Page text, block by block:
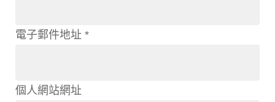
電子郵件地址 *
個人網站網址